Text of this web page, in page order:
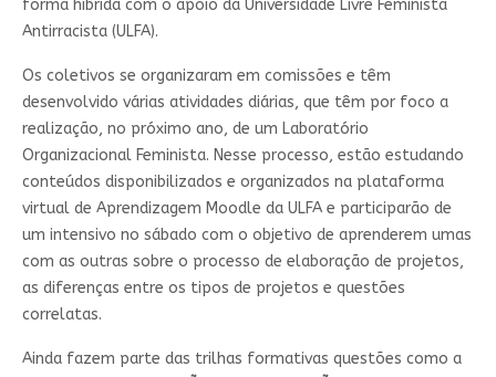
forma híbrida com o apoio da Universidade Livre Feminista
Antirracista (ULFA).
Os coletivos se organizaram em comissões e têm
desenvolvido várias atividades diárias, que têm por foco a
realização, no próximo ano, de um Laboratório
Organizacional Feminista. Nesse processo, estão estudando
conteúdos disponibilizados e organizados na plataforma
virtual de Aprendizagem Moodle da ULFA e participarão de
um intensivo no sábado com o objetivo de aprenderem umas
com as outras sobre o processo de elaboração de projetos,
as diferenças entre os tipos de projetos e questões
correlatas.
Ainda fazem parte das trilhas formativas questões como a